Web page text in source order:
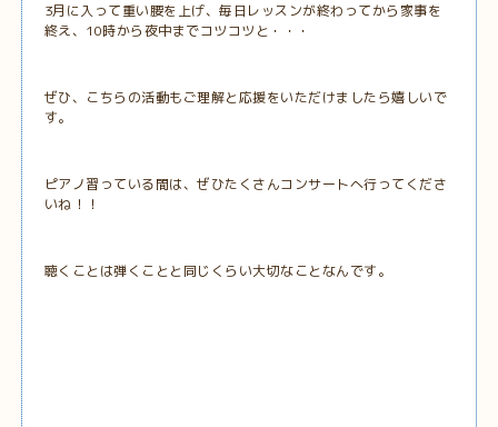
3月に入って重い腰を上げ、毎日レッスンが終わってから家事を
終え、10時から夜中までコツコツと・・・
ぜひ、こちらの活動もご理解と応援をいただけましたら嬉しいで
す。
ピアノ習っている間は、ぜひたくさんコンサートへ行ってくださ
いね！！
聴くことは弾くことと同じくらい大切なことなんです。